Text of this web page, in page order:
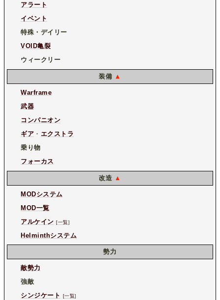
アラート
イベント
特殊・デイリー
VOID亀裂
ウィークリー
装備 ▲
Warframe
武器
コンパニオン
ギア ・ エクストラ
乗り物
フォーカス
改造 ▲
MODシステム
MOD一覧
アルケイン [一覧]
Helminthシステム
勢力
敵勢力
強敵
シンジケート
[一覧]